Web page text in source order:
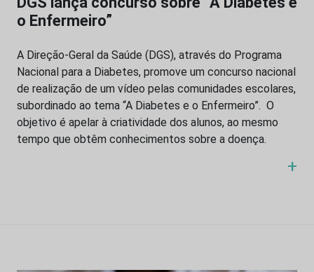
o Enfermeiro”
A Direção-Geral da Saúde (DGS), através do Programa
Nacional para a Diabetes, promove um concurso nacional
de realização de um vídeo pelas comunidades escolares,
subordinado ao tema “A Diabetes e o Enfermeiro”. O
objetivo é apelar à criatividade dos alunos, ao mesmo
tempo que obtêm conhecimentos sobre a doença.
+